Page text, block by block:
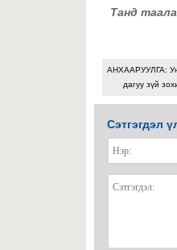
Танд
АНХААРУУЛГА:
дагуу зүй
Сэтгэгдэл